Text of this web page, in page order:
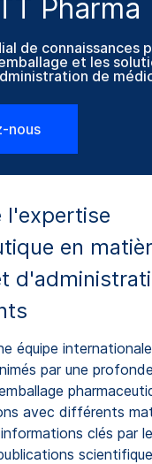
Pharma
de connaissances
et les
de
nous
l'expertise
en
équipe
par une
avec différents
clés par